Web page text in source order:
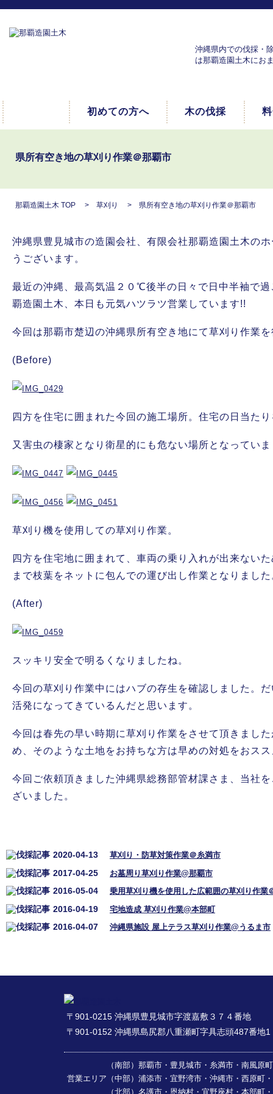
沖縄県内での伐採・
は那覇造園土木にお
初めての方へ 木の伐採
県所有空き地の草刈り作業＠那覇市
那覇造園土木 TOP > 草刈り > 県所有空き地の草刈り作業＠那覇市
沖縄県豊見城市の造園会社、有限会社那覇造園土木の
うございます。
最近の沖縄、最高気温２０℃後半の日々で日中半袖で
覇造園土木、本日も元気ハツラツ営業しています!!
今回は那覇市楚辺の沖縄県所有空き地にて草刈り作業
(Before)
四方を住宅に囲まれた今回の施工場所。住宅の日当た
又害虫の棲家となり衛星的にも危ない場所となってい
草刈り機を使用しての草刈り作業。
四方を住宅地に囲まれて、車両の乗り入れが出来ない
まで枝葉をネットに包んでの運び出し作業となりました
(After)
スッキリ安全で明るくなりましたね。
今回の草刈り作業中にはハブの存生を確認しました。
活発になってきているんだと思います。
今回は春先の早い時期に草刈り作業をさせて頂きまし
め、そのような土地をお持ちな方は早めの対処をおス
今回ご依頼頂きました沖縄県総務部管材課さま、当社
ざいました。
2020-04-13 草刈り・防草対策作業＠糸満市
2017-04-25 お墓周り草刈り作業@那覇市
2016-05-04 乗用草刈り機を使用した広範囲の草刈り作業
2016-04-19 宅地造成 草刈り作業@本部町
2016-04-07 沖縄県施設 屋上テラス草刈り作業@うるま市
〒901-0215 沖縄県豊見城市字渡嘉敷３７４番地
〒901-0152 沖縄県島尻郡八重瀬町字具志頭487番地1
（南部）那覇市・豊見城市・糸満市・南風原町・
営業エリア （中部）浦添市・宜野湾市・沖縄市・西原町
（北部）名護市・恩納村・宜野座村・本部町・